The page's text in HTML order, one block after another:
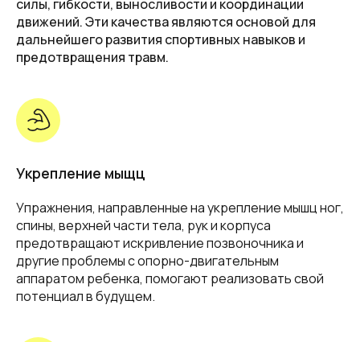
силы, гибкости, выносливости и координации
движений. Эти качества являются основой для
дальнейшего развития спортивных навыков и
предотвращения травм.
Укрепление мыщц
Упражнения, направленные на укрепление мышц ног,
спины, верхней части тела, рук и корпуса
предотвращают искривление позвоночника и
другие проблемы с опорно-двигательным
аппаратом ребенка, помогают реализовать свой
потенциал в будущем.